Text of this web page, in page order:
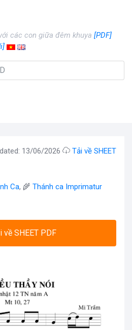
các con giữa đêm khuya [PDF]
13/06/2026
Tải về SHEET
Ca, 🌾 Thánh ca Imprimatur
SHEET PDF